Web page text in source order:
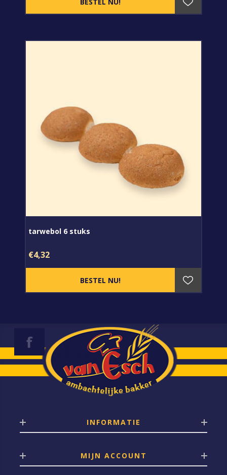
tarwebol 6 stuks
€4,32
INFORMATIE
MIJN ACCOUNT